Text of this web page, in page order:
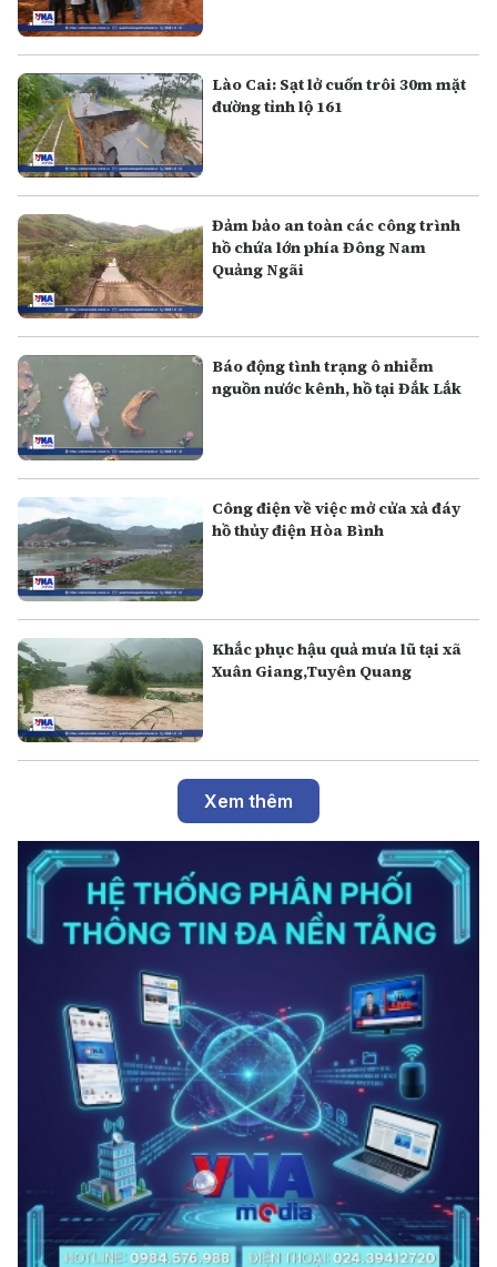
Lào Cai: Sạt lở cuốn trôi 30m mặt
đường tỉnh lộ 161
Đảm bảo an toàn các công trình
hồ chứa lớn phía Đông Nam
Quảng Ngãi
Báo động tình trạng ô nhiễm
nguồn nước kênh, hồ tại Đắk Lắk
Công điện về việc mở cửa xả đáy
hồ thủy điện Hòa Bình
Khắc phục hậu quả mưa lũ tại xã
Xuân Giang,Tuyên Quang
Xem thêm